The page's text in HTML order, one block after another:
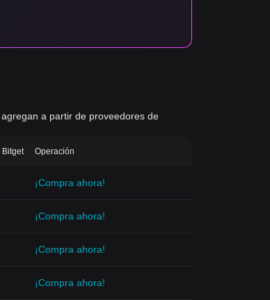
a partir de proveedores de
Bitget Operación
¡Compra ahora!
¡Compra ahora!
¡Compra ahora!
¡Compra ahora!